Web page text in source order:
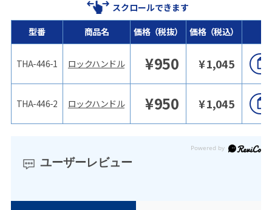
スクロールできます
型番
THA-446-1
THA-446-2
商品名 価格（税抜） 価格（税込）
ロックハンドル ¥950 ¥1,045
ロックハンドル ¥950 ¥1,045
ユーザーレビュー